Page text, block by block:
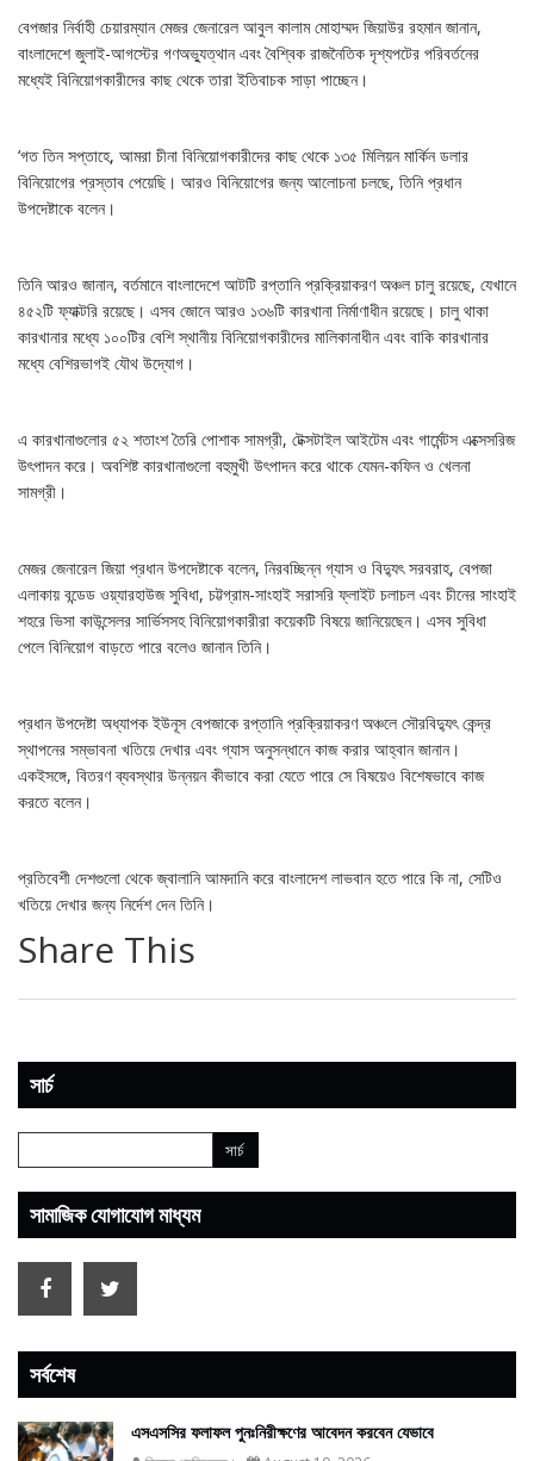
বেপজার নির্বাহী চেয়ারম্যান মেজর জেনারেল আবুল কালাম মোহাম্মদ জিয়াউর রহমান জানান,
বাংলাদেশে জুলাই-আগস্টের গণঅভ্যুত্থান এবং বৈশ্বিক রাজনৈতিক দৃশ্যপটের পরিবর্তনের
মধ্যেই বিনিয়োগকারীদের কাছ থেকে তারা ইতিবাচক সাড়া পাচ্ছেন।
‘গত তিন সপ্তাহে, আমরা চীনা বিনিয়োগকারীদের কাছ থেকে ১৩৫ মিলিয়ন মার্কিন ডলার
বিনিয়োগের প্রস্তাব পেয়েছি। আরও বিনিয়োগের জন্য আলোচনা চলছে, তিনি প্রধান
উপদেষ্টাকে বলেন।
তিনি আরও জানান, বর্তমানে বাংলাদেশে আটটি রপ্তানি প্রক্রিয়াকরণ অঞ্চল চালু রয়েছে, যেখানে
৪৫২টি ফ্যাক্টরি রয়েছে। এসব জোনে আরও ১৩৬টি কারখানা নির্মাণাধীন রয়েছে। চালু থাকা
কারখানার মধ্যে ১০০টির বেশি স্থানীয় বিনিয়োগকারীদের মালিকানাধীন এবং বাকি কারখানার
মধ্যে বেশিরভাগই যৌথ উদ্যোগ।
এ কারখানাগুলোর ৫২ শতাংশ তৈরি পোশাক সামগ্রী, টেক্সটাইল আইটেম এবং গার্মেন্টস এক্সেসরিজ
উৎপাদন করে। অবশিষ্ট কারখানাগুলো বহুমুখী উৎপাদন করে থাকে যেমন-কফিন ও খেলনা
সামগ্রী।
মেজর জেনারেল জিয়া প্রধান উপদেষ্টাকে বলেন, নিরবচ্ছিন্ন গ্যাস ও বিদ্যুৎ সরবরাহ, বেপজা
এলাকায় বন্ডেড ওয়্যারহাউজ সুবিধা, চট্টগ্রাম-সাংহাই সরাসরি ফ্লাইট চলাচল এবং চীনের সাংহাই
শহরে ভিসা কাউন্সেলর সার্ভিসসহ বিনিয়োগকারীরা কয়েকটি বিষয়ে জানিয়েছেন। এসব সুবিধা
পেলে বিনিয়োগ বাড়তে পারে বলেও জানান তিনি।
প্রধান উপদেষ্টা অধ্যাপক ইউনূস বেপজাকে রপ্তানি প্রক্রিয়াকরণ অঞ্চলে সৌরবিদ্যুৎ কেন্দ্র
স্থাপনের সম্ভাবনা খতিয়ে দেখার এবং গ্যাস অনুসন্ধানে কাজ করার আহ্বান জানান।
একইসঙ্গে, বিতরণ ব্যবস্থার উন্নয়ন কীভাবে করা যেতে পারে সে বিষয়েও বিশেষভাবে কাজ
করতে বলেন।
প্রতিবেশী দেশগুলো থেকে জ্বালানি আমদানি করে বাংলাদেশ লাভবান হতে পারে কি না, সেটিও
খতিয়ে দেখার জন্য নির্দেশ দেন তিনি।
Share This
সার্চ
সামাজিক যোগাযোগ মাধ্যম
সর্বশেষ
এসএসসির ফলাফল পুনঃনিরীক্ষণের আবেদন করবেন যেভাবে